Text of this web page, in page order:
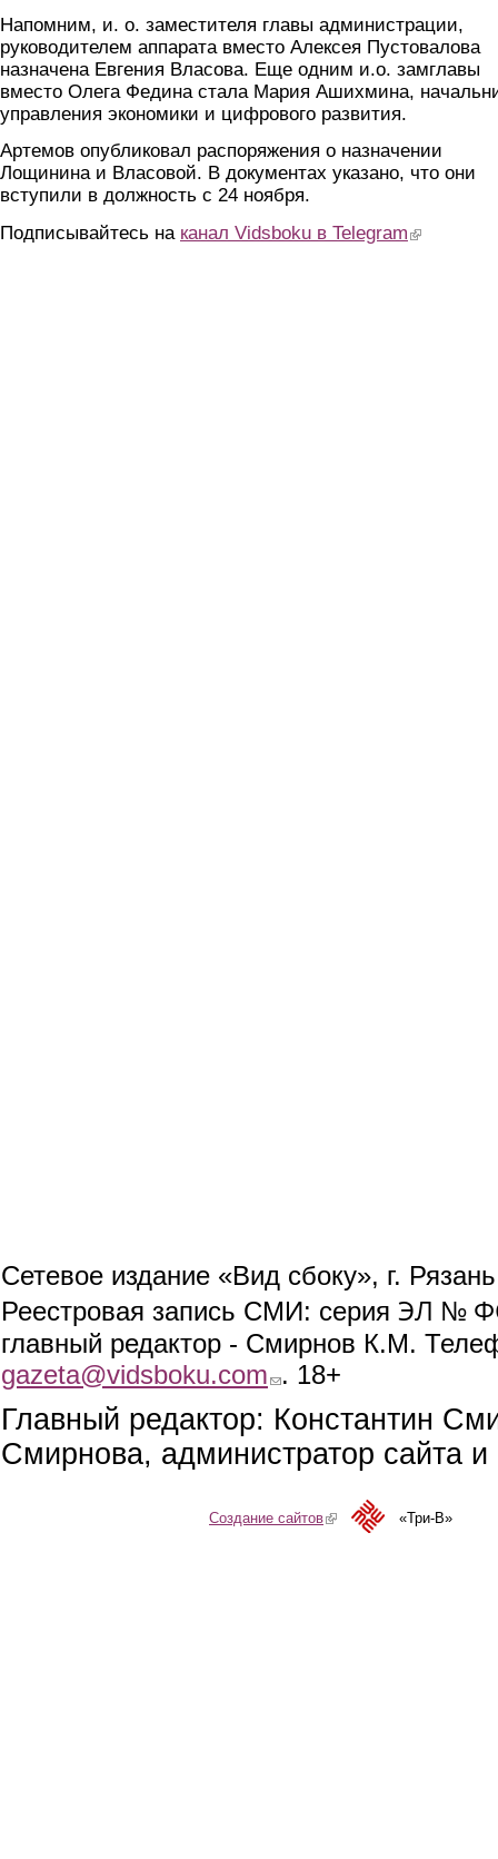
Напомним, и. о. заместителя главы администрации,
руководителем аппарата вместо Алексея Пустовалова
назначена Евгения Власова. Еще одним и.о. замглавы
вместо Олега Федина стала Мария Ашихмина,
управления экономики и цифрового развития.
Артемов опубликовал распоряжения о назначении
Лощинина и Власовой. В документах указано, что они
вступили в должность с 24 ноября.
Подписывайтесь на канал Vidsboku в Telegram (link is
Сетевое издание «Вид сбоку», г.
Реестровая запись СМИ: серия ЭЛ №
главный редактор - Смирнов К.М.
gazeta@vidsboku.com (link sends e-mail)
. 18+
Главный редактор: Константин
Смирнова, администратор сайта
Создание сайтов(link is external)«Три-В»